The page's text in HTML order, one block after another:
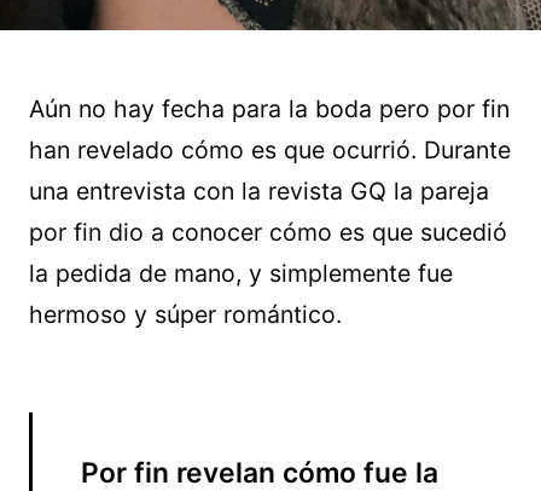
Aún no hay fecha para la boda pero por fin
han revelado cómo es que ocurrió. Durante
una entrevista con la revista GQ la pareja
por fin dio a conocer cómo es que sucedió
la pedida de mano, y simplemente fue
hermoso y súper romántico.
Por fin revelan cómo fue la